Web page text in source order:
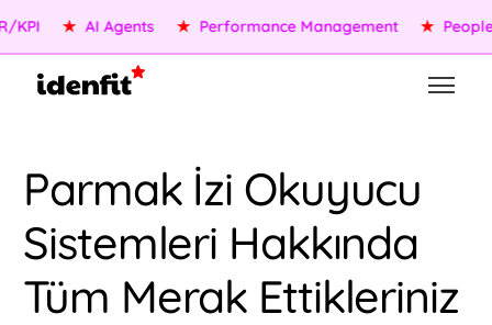
★ AI Agents ★ Performance Management ★ People
Parmak İzi Okuyucu
Sistemleri Hakkında
Tüm Merak Ettikleriniz